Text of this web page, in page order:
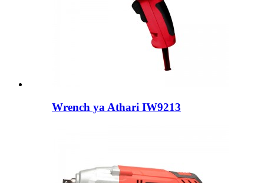
Wrench ya Athari IW9213